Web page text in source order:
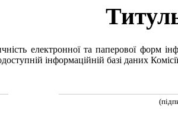
електронної та паперової форм
інформаційній базі даних